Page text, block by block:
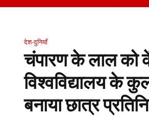
देश-दुनियाँ
चंपारण के लाल को
विश्वविद्यालय के
बनाया छात्र